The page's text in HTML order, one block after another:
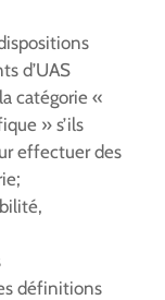
d’UAS
catégorie «
» s’ils
effectuer des
définitions